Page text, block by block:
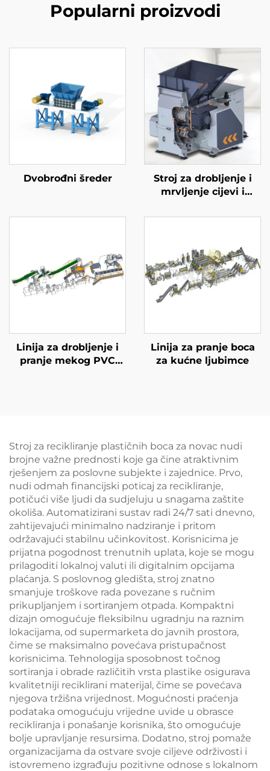
Popularni proizvodi
Dvobrođni šreder
Stroj za drobljenje i
mrvljenje cijevi i
Linija za drobljenje i
pranje mekog PVC
Linija za pranje boca
za kućne ljubimce
Stroj za recikliranje plastičnih boca za novac nudi
brojne važne prednosti koje ga čine atraktivnim
rješenjem za poslovne subjekte i zajednice. Prvo,
nudi odmah financijski poticaj za recikliranje,
potičući više ljudi da sudjeluju u snagama zaštite
okoliša. Automatizirani sustav radi 24/7 sati dnevno,
zahtijevajući minimalno nadziranje i pritom
održavajući stabilnu učinkovitost. Korisnicima je
prijatna pogodnost trenutnih uplata, koje se mogu
prilagoditi lokalnoj valuti ili digitalnim opcijama
plaćanja. S poslovnog gledišta, stroj znatno
smanjuje troškove rada povezane s ručnim
prikupljanjem i sortiranjem otpada. Kompaktni
dizajn omogućuje fleksibilnu ugradnju na raznim
lokacijama, od supermarketa do javnih prostora,
čime se maksimalno povećava pristupačnost
korisnicima. Tehnologija sposobnost točnog
sortiranja i obrade različitih vrsta plastike osigurava
kvalitetniji reciklirani materijal, čime se povećava
njegova tržišna vrijednost. Mogućnosti praćenja
podataka omogućuju vrijedne uvide u obrasce
recikliranja i ponašanje korisnika, što omogućuje
bolje upravljanje resursima. Dodatno, stroj pomaže
organizacijama da ostvare svoje ciljeve održivosti i
istovremeno izgrađuju pozitivne odnose s lokalnom